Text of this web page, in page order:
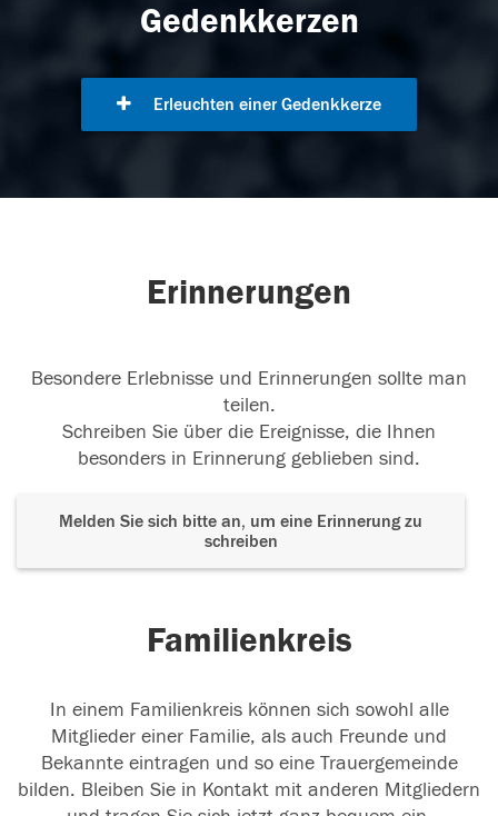
Gedenkkerzen
Erleuchten einer Gedenkkerze
Erinnerungen
Besondere Erlebnisse und Erinnerungen sollte man
teilen.
Schreiben Sie über die Ereignisse, die Ihnen
besonders in Erinnerung geblieben sind.
Melden Sie sich bitte an, um eine Erinnerung zu
schreiben
Familienkreis
In einem Familienkreis können sich sowohl alle
Mitglieder einer Familie, als auch Freunde und
Bekannte eintragen und so eine Trauergemeinde
bilden. Bleiben Sie in Kontakt mit anderen Mitgliedern